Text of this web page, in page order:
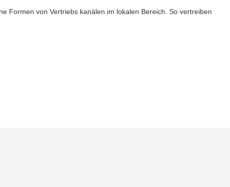
Formen von Vertriebs kanälen im lokalen Bereich. So vertreiben